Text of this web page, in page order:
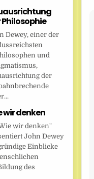
Philosophie
Dewey, einer der
und
der
wir denken
wir denken"
John Dewey
Einblicke
des